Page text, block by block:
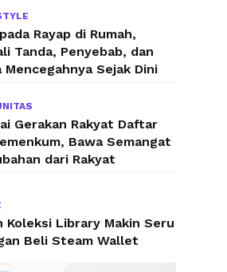
Rayap di Rumah,
Tanda, Penyebab, dan
Mencegahnya Sejak Dini
Gerakan Rakyat Daftar
Bawa Semangat
dari Rakyat
Koleksi Library Makin Seru
Beli Steam Wallet